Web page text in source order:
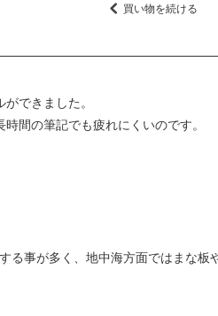
買い物を続ける
できました。
間の筆記でも疲れにくいのです。
事が多く、地中海方面ではまな板